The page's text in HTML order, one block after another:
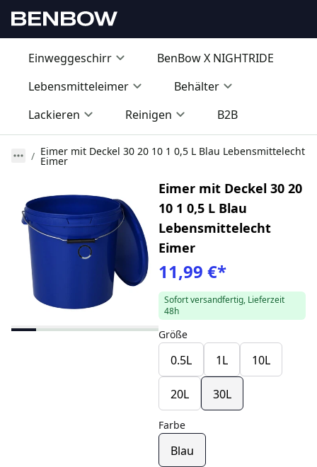
Einweggeschirr
BenBow X NIGHTRIDE
Lebensmitteleimer
Behälter
Lackieren
Reinigen B2B
Eimer mit Deckel 30 20 10 1 0,5 L Blau Lebensmittelecht
Eimer
Eimer mit Deckel 30 20
10 1 0,5 L Blau
Lebensmittelecht
Eimer
11,99 €*
Sofort versandfertig, Lieferzeit
48h
Größe
0.5L 1L 10L
20L 30L
Farbe
Blau